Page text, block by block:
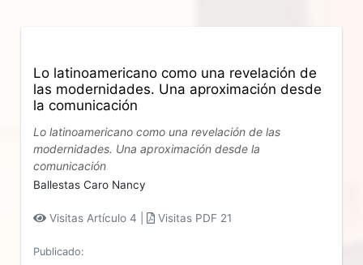
Lo latinoamericano como una revelación de
las modernidades. Una aproximación desde
la comunicación
Lo latinoamericano como una revelación de las
modernidades. Una aproximación desde la
comunicación
Ballestas Caro Nancy
Visitas Artículo 4 | Visitas PDF 21
Publicado: